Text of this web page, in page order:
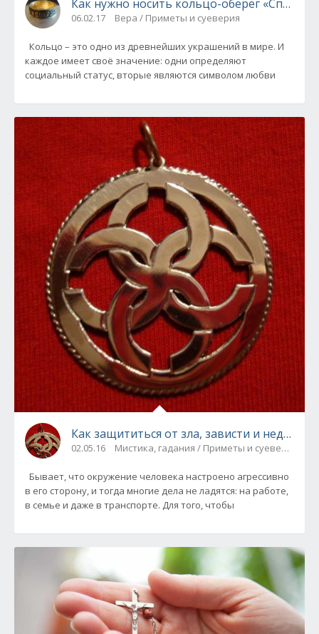
Как нужно носить кольцо-оберег «Спаси и
06.02.17 Вера / Приметы и суеверия
Кольцо – это одно из древнейших украшений в мире. И
каждое имеет своё значение: одни определяют
социальный статус, вторые являются символом любви
Как защититься от зла, зависти и
02.05.16 Мистика, гадания / Приметы и суеверия
Бывает, что окружение человека настроено агрессивно
в его сторону, и тогда многие дела не ладятся: на работе,
в семье и даже в транспорте. Для того, чтобы